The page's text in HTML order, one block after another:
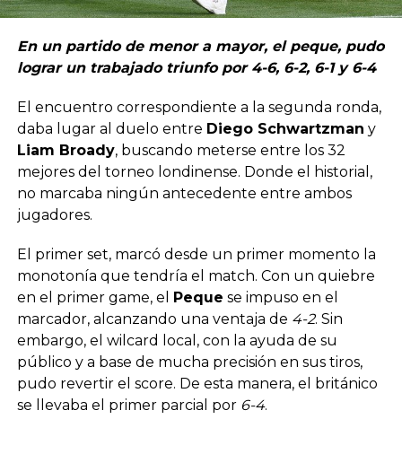
En un partido de menor a mayor, el peque, pudo
lograr un trabajado triunfo por 4-6, 6-2, 6-1 y 6-4
El encuentro correspondiente a la segunda ronda,
daba lugar al duelo entre Diego Schwartzman y
Liam Broady, buscando meterse entre los 32
mejores del torneo londinense. Donde el historial,
no marcaba ningún antecedente entre ambos
jugadores.
El primer set, marcó desde un primer momento la
monotonía que tendría el match. Con un quiebre
en el primer game, el
Peque se impuso en el
marcador, alcanzando una ventaja de 4-2. Sin
embargo, el wilcard local, con la ayuda de su
público y a base de mucha precisión en sus tiros,
pudo revertir el score. De esta manera, el británico
se llevaba el primer parcial por 6-4.